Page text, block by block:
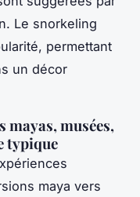
Le snorkeling
permettant
un décor
mayas, musées,
typique
maya vers